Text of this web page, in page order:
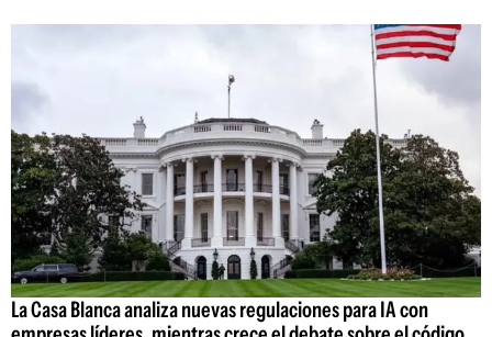
La Casa Blanca analiza nuevas regulaciones para IA con